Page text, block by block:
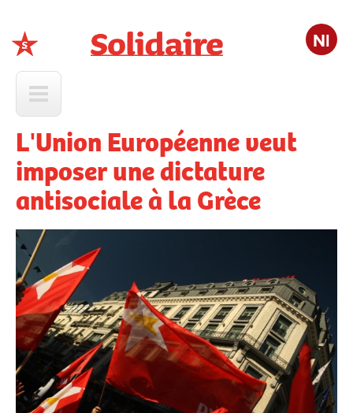
Nl
L'Union Européenne veut
imposer une dictature
antisociale à la Grèce